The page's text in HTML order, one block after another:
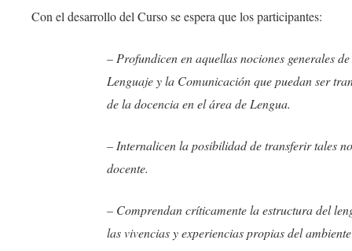
Con el desarrollo del Curso se espera que los participantes:
– Profundicen en aquellas nociones generales
Lenguaje y la Comunicación que puedan ser
de la docencia en el área de Lengua.
– Internalicen la posibilidad de transferir tales
docente.
– Comprendan críticamente la estructura del
las vivencias y experiencias propias del